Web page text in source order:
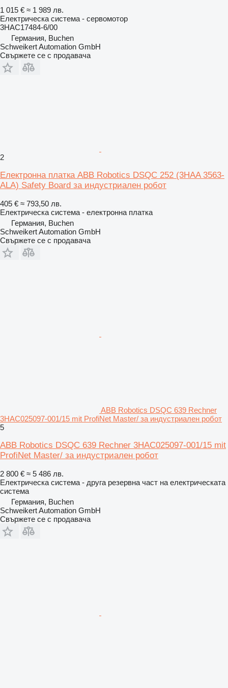
1 015 € ≈ 1 989 лв.
Електрическа система - сервомотор
3HAC17484-6/00
Германия, Buchen
Schweikert Automation GmbH
Свържете се с продавача
2
Електронна платка ABB Robotics DSQC 252 (3HAA 3563-
ALA) Safety Board за индустриален робот
405 € ≈ 793,50 лв.
Електрическа система - електронна платка
Германия, Buchen
Schweikert Automation GmbH
Свържете се с продавача
ABB Robotics DSQC 639 Rechner
3HAC025097-001/15 mit ProfiNet Master/ за индустриален робот
5
ABB Robotics DSQC 639 Rechner 3HAC025097-001/15 mit
ProfiNet Master/ за индустриален робот
2 800 € ≈ 5 486 лв.
Електрическа система - друга резервна част на електрическата
система
Германия, Buchen
Schweikert Automation GmbH
Свържете се с продавача